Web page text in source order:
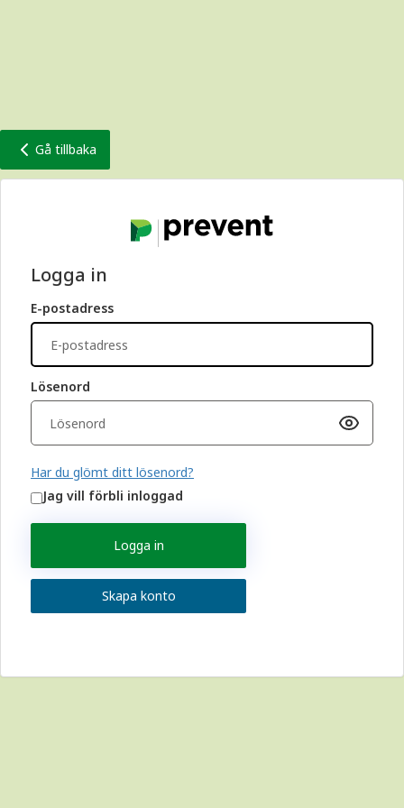
Gå tillbaka
Logga in
E-postadress
Lösenord
Har du glömt ditt lösenord?
Jag vill förbli inloggad
Logga in
Skapa konto